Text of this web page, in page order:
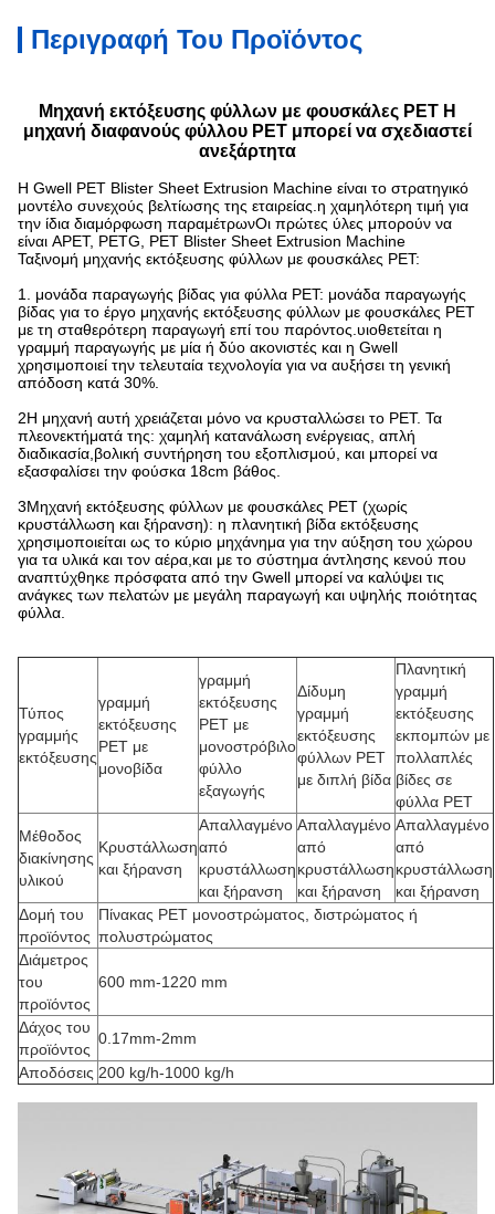
Περιγραφή Του Προϊόντος
Μηχανή εκτόξευσης φύλλων με φουσκάλες PET Η
μηχανή διαφανούς φύλλου PET μπορεί να σχεδιαστεί
ανεξάρτητα
Η Gwell PET Blister Sheet Extrusion Machine είναι το στρατηγικό
μοντέλο συνεχούς βελτίωσης της εταιρείας.η χαμηλότερη τιμή για
την ίδια διαμόρφωση παραμέτρωνΟι πρώτες ύλες μπορούν να
είναι APET, PETG, PET Blister Sheet Extrusion Machine
Ταξινομή μηχανής εκτόξευσης φύλλων με φουσκάλες PET:
1. μονάδα παραγωγής βίδας για φύλλα PET: μονάδα παραγωγής
βίδας για το έργο μηχανής εκτόξευσης φύλλων με φουσκάλες PET
με τη σταθερότερη παραγωγή επί του παρόντος.υιοθετείται η
γραμμή παραγωγής με μία ή δύο ακονιστές και η Gwell
χρησιμοποιεί την τελευταία τεχνολογία για να αυξήσει τη γενική
απόδοση κατά 30%.
2Η μηχανή αυτή χρειάζεται μόνο να κρυσταλλώσει το PET. Τα
πλεονεκτήματά της: χαμηλή κατανάλωση ενέργειας, απλή
διαδικασία,βολική συντήρηση του εξοπλισμού, και μπορεί να
εξασφαλίσει την φούσκα 18cm βάθος.
3Μηχανή εκτόξευσης φύλλων με φουσκάλες PET (χωρίς
κρυστάλλωση και ξήρανση): η πλανητική βίδα εκτόξευσης
χρησιμοποιείται ως το κύριο μηχάνημα για την αύξηση του χώρου
για τα υλικά και τον αέρα,και με το σύστημα άντλησης κενού που
αναπτύχθηκε πρόσφατα από την Gwell μπορεί να καλύψει τις
ανάγκες των πελατών με μεγάλη παραγωγή και υψηλής ποιότητας
φύλλα.
Τύπος
γραμμής
εκτόξευσης
γραμμή
εκτόξευσης
PET με
μονοβίδα
γραμμή
εκτόξευσης
PET με
μονοστρόβιλο
φύλλο
εξαγωγής
Δίδυμη
γραμμή
εκτόξευσης
φύλλων PET
με διπλή βίδα
Πλανητική
γραμμή
εκτόξευσης
εκπομπών με
πολλαπλές
βίδες σε
φύλλα PET
Μέθοδος
διακίνησης
υλικού
Κρυστάλλωση
και ξήρανση
Απαλλαγμένο
από
κρυστάλλωση
και ξήρανση
Απαλλαγμένο
από
κρυστάλλωση
και ξήρανση
Απαλλαγμένο
από
κρυστάλλωση
και ξήρανση
Δομή του
προϊόντος
Πίνακας PET μονοστρώματος, διστρώματος ή
πολυστρώματος
Διάμετρος
του
προϊόντος
600 mm-1220 mm
Δάχος του
προϊόντος
0.17mm-2mm
Αποδόσεις 200 kg/h-1000 kg/h